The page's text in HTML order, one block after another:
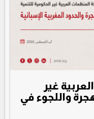
غير
واللجوء في